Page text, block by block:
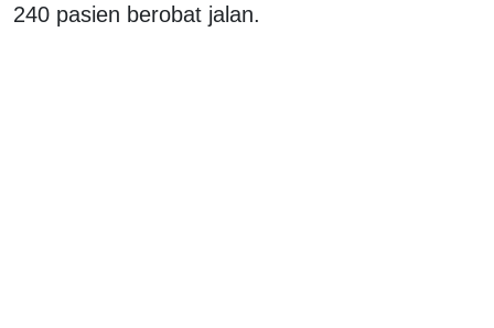
240 pasien berobat jalan.